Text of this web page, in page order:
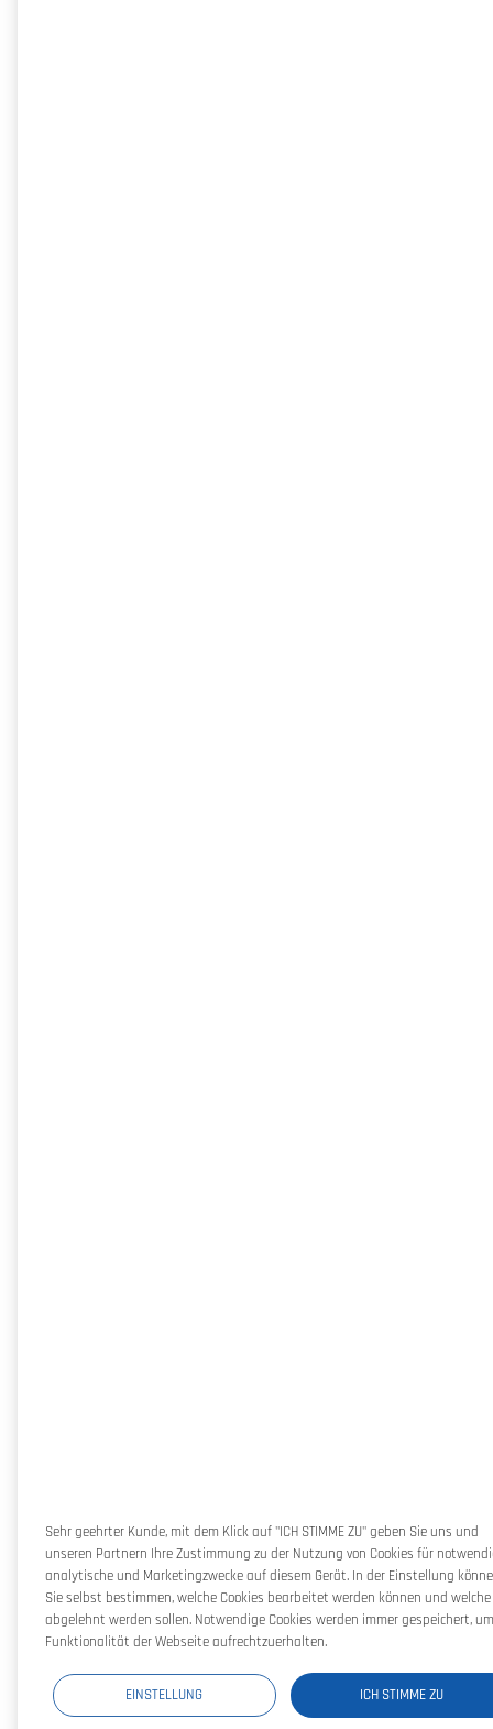
Sehr geehrter Kunde, mit dem Klick auf "ICH STIMME ZU" geben Sie uns und
unseren Partnern Ihre Zustimmung zu der Nutzung von Cookies für
analytische und Marketingzwecke auf diesem Gerät. In der Einstellung
Sie selbst bestimmen, welche Cookies bearbeitet werden können und welche
abgelehnt werden sollen. Notwendige Cookies werden immer gespeichert,
Funktionalität der Webseite aufrechtzuerhalten.
EINSTELLUNG ICH STIMME ZU